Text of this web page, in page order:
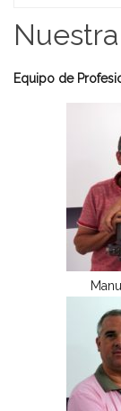
Equipo de